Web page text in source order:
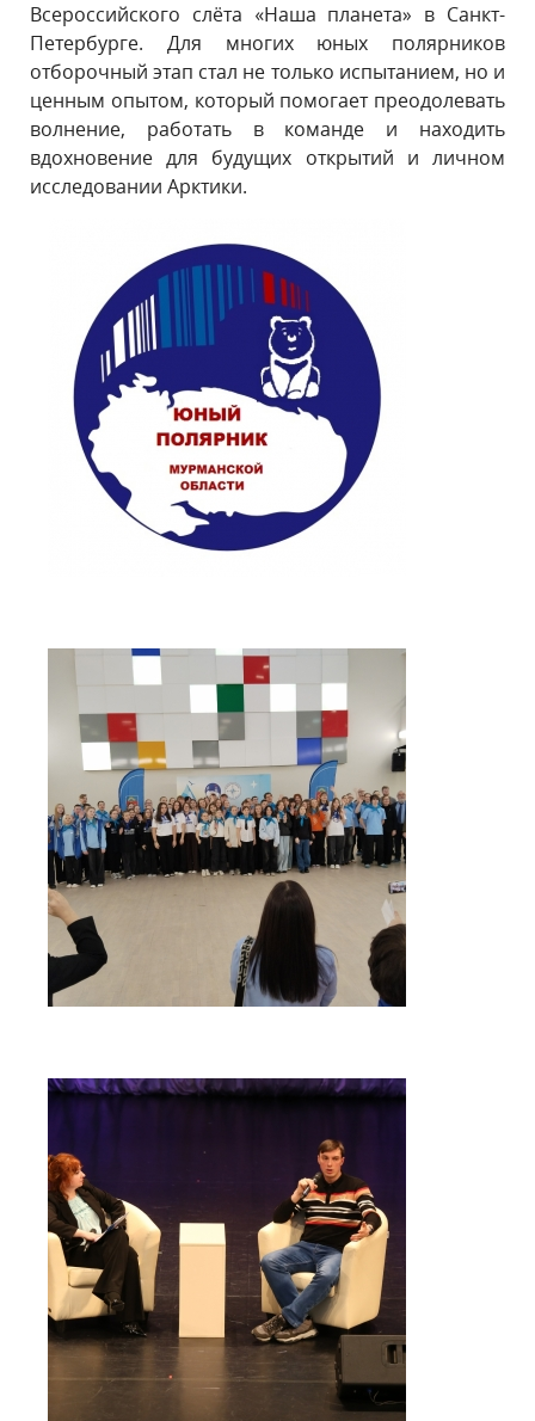
Всероссийского слёта «Наша планета» в Санкт-
Петербурге. Для многих юных полярников
отборочный этап стал не только испытанием, но и
ценным опытом, который помогает преодолевать
волнение, работать в команде и находить
вдохновение для будущих открытий и личном
исследовании Арктики.